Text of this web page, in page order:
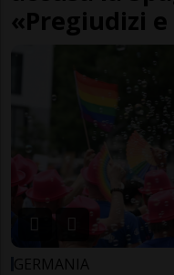
«Pregiudizi
GERMANIA